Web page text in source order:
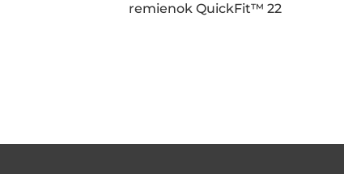
remienok QuickFit™ 22